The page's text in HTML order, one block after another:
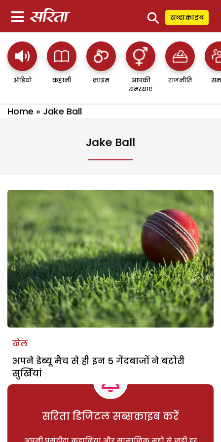
⚲ सब्सक्राइब
ऑडियो कहानी क्राइम
आपकी
समस्याएं
राजनीति
Home » Jake Ball
Jake Ball
खेल
अपने डेब्यू मैच से ही इन 5 गेंदबाजों ने बटोरी
सुर्खियां
सरिता डिजिटल सब्सक्राइब करें